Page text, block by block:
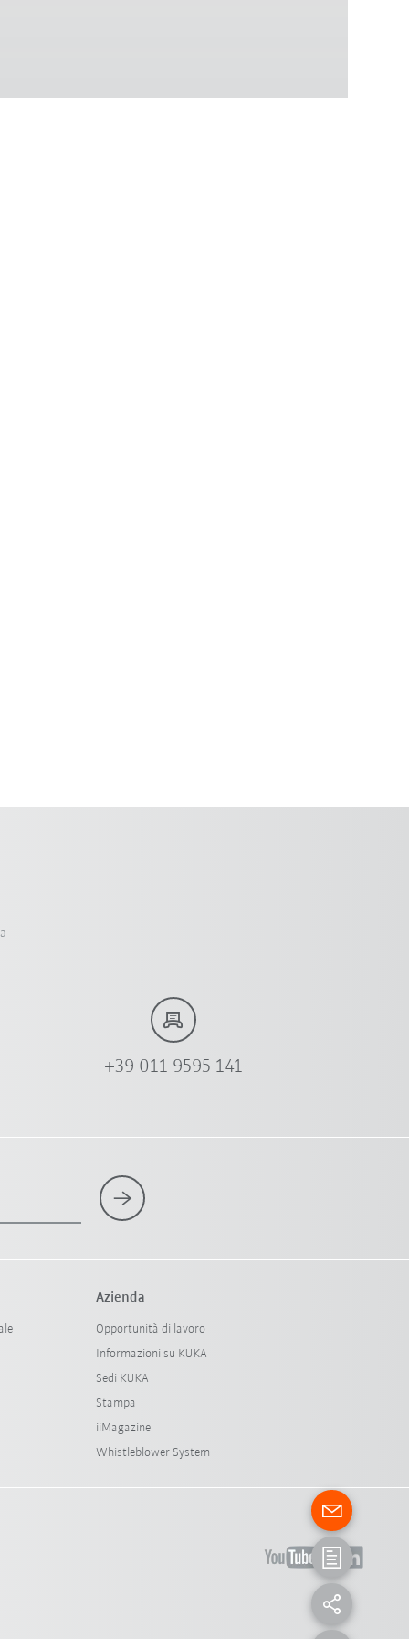
+39 011 9595 141
Azienda
Opportunità di lavoro
Informazioni su KUKA
Sedi KUKA
Stampa
iiMagazine
Whistleblower System